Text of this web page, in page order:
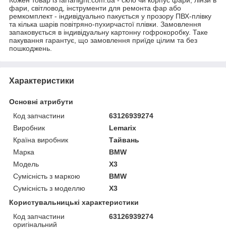
фари, світловод, інструменти для ремонта фар або
ремкомплект - індивідуально пакується у прозору ПВХ-плівку
та кілька шарів повітряно-пухирчастої плівки. Замовлення
запаковується в індивідуальну картонну гофрокоробку. Таке
пакування гарантує, що замовлення приїде цілим та без
пошкоджень.
Характеристики
Основні атрибути
Код запчастини
63126939274
Виробник
Lemarix
Країна виробник
Тайвань
Марка
BMW
Модель
X3
Сумісність з маркою
BMW
Сумісність з моделлю
X3
Користувальницькі характеристики
Код запчастини
оригінальний
63126939274